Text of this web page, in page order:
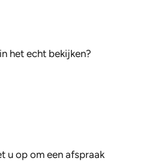
het echt bekijken?
u op om een afspraak